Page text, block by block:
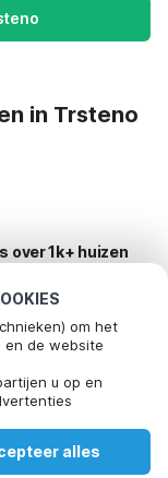
om het
en de website
u op en
akkoord. Meer
alles
in Trsteno
over 1k+ huizen
voor
Account